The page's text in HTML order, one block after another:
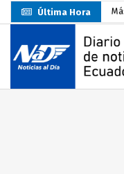
Última Hora